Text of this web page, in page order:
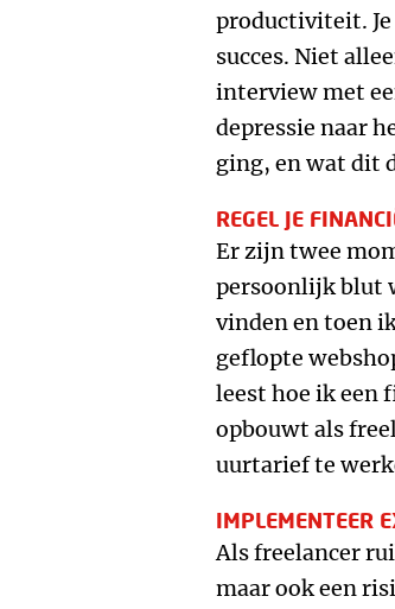
productiviteit.
succes. Niet
interview met
depressie naar
ging, en wat dit
REGEL JE
Er zijn twee
persoonlijk blut
vinden en toen
geflopte
leest hoe ik een
opbouwt als
uurtarief te
IMPLEMENTEER
Als freelancer
maar ook een